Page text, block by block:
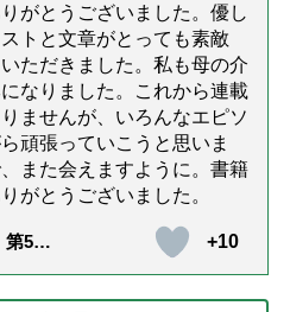
がとうございました。優し
トと文章がとっても素敵
ただきました。私も母の介
なりました。これから連載
ませんが、いろんなエピソ
頑張っていこうと思いま
また会えますように。書籍
がとうございました。
500
+10